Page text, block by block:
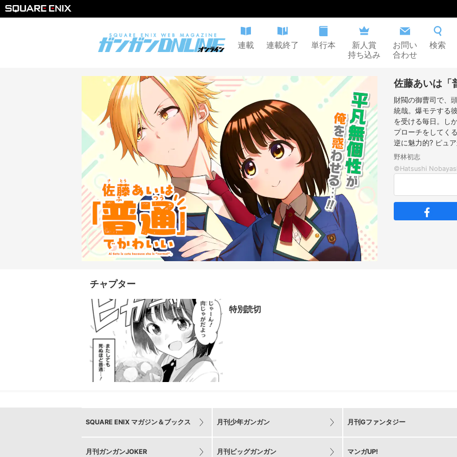
連載 連載終了 単行本
新人賞
持ち込み
お問い
合わせ
検索
佐藤あいは「
財閥の御曹司で、
統哉。爆モテする
を受ける毎日。し
プローチをしてく
逆に魅力的? ピュ
野林初志
チャプター
特別読切
SQUARE ENIX マガジン＆ブックス 月刊少年ガンガン 月刊Gファンタジー
月刊ガンガンJOKER 月刊ビッグガンガン マンガUP!